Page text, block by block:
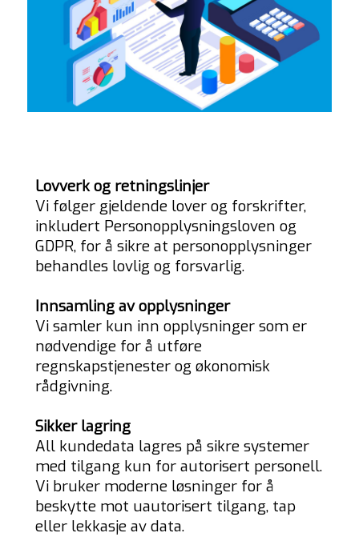
Lovverk og retningslinjer
Vi følger gjeldende lover og forskrifter,
inkludert Personopplysningsloven og
GDPR, for å sikre at personopplysninger
behandles lovlig og forsvarlig.
Innsamling av opplysninger
Vi samler kun inn opplysninger som er
nødvendige for å utføre
regnskapstjenester og økonomisk
rådgivning.
Sikker lagring
All kundedata lagres på sikre systemer
med tilgang kun for autorisert personell.
Vi bruker moderne løsninger for å
beskytte mot uautorisert tilgang, tap
eller lekkasje av data.